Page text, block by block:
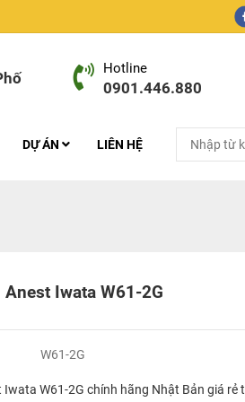
Hotline
0901.446.880
DỰ ÁN LIÊN HỆ
Iwata W61-2G
W61-2G
W61-2G chính hãng Nhật Bản giá rẻ